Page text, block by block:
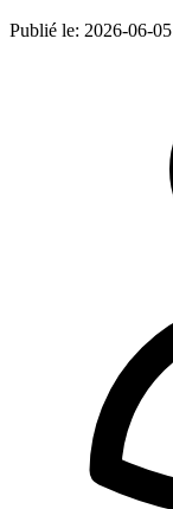
Publié le: 2026-06-05